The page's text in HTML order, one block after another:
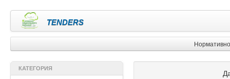
TENDERS
КАТЕГОРИЯ